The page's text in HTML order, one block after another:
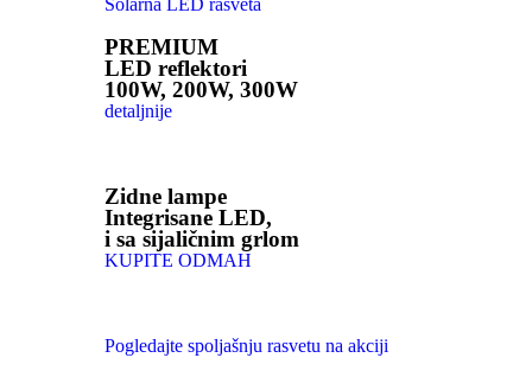
Solarna LED rasveta
PREMIUM
LED reflektori
100W, 200W, 300W
detaljnije
Zidne lampe
Integrisane LED,
i sa sijaličnim grlom
KUPITE ODMAH
Pogledajte spoljašnju rasvetu na akciji